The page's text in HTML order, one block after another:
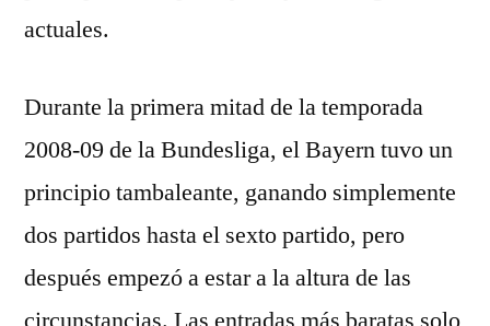
actuales.
Durante la primera mitad de la temporada
2008-09 de la Bundesliga, el Bayern tuvo un
principio tambaleante, ganando simplemente
dos partidos hasta el sexto partido, pero
después empezó a estar a la altura de las